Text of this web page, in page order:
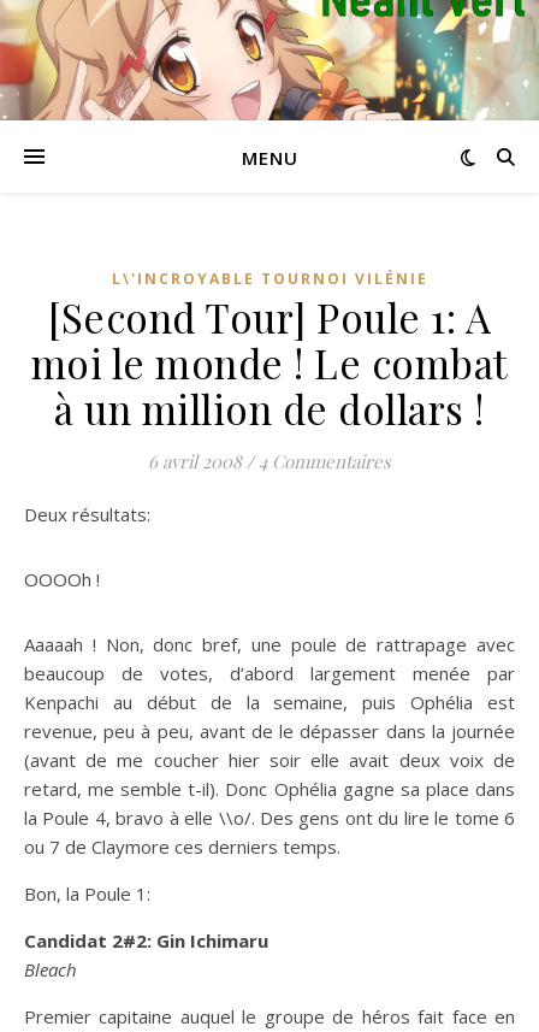
MENU
L\'INCROYABLE TOURNOI VILÉNIE
[Second Tour] Poule 1: A
moi le monde ! Le combat
à un million de dollars !
6 avril 2008 / 4 Commentaires
Deux résultats:
OOOOh !
Aaaaah ! Non, donc bref, une poule de rattrapage avec
beaucoup de votes, d’abord largement menée par
Kenpachi au début de la semaine, puis Ophélia est
revenue, peu à peu, avant de le dépasser dans la journée
(avant de me coucher hier soir elle avait deux voix de
retard, me semble t-il). Donc Ophélia gagne sa place dans
la Poule 4, bravo à elle \\o/. Des gens ont du lire le tome 6
ou 7 de Claymore ces derniers temps.
Bon, la Poule 1:
Candidat 2#2: Gin Ichimaru
Bleach
Premier capitaine auquel le groupe de héros fait face en